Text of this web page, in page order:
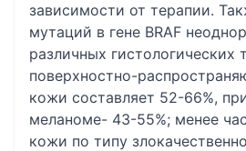
зависимости от терапии.
мутаций в гене BRAF
различных гистологических
поверхностно-
кожи составляет 52-66%,
меланоме- 43-55%; менее
кожи по типу